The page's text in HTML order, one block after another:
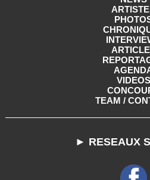
VIDEOS
TEAM /
► RESEAUX